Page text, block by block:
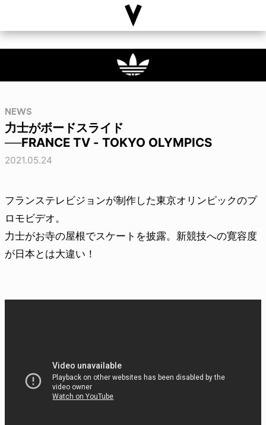
NEWS
力士がボードスライド
──FRANCE TV - TOKYO OLYMPICS
2021.05.24
フランステレビジョンが制作した東京オリンピックのプ
ロモビデオ。
力士がお寺の屋根でスケートを披露。新競技への寛容度
が日本とは大違い！